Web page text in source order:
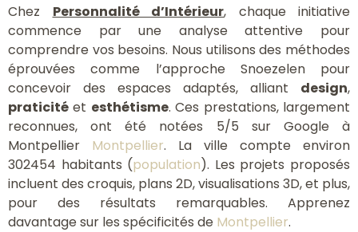
Chez Personnalité d’Intérieur, chaque initiative
commence par une analyse attentive pour
comprendre vos besoins. Nous utilisons des méthodes
éprouvées comme l’approche Snoezelen pour
concevoir des espaces adaptés, alliant design,
praticité et esthétisme. Ces prestations, largement
reconnues, ont été notées 5/5 sur Google à
Montpellier Montpellier. La ville compte environ
302454 habitants (population). Les projets proposés
incluent des croquis, plans 2D, visualisations 3D, et plus,
pour des résultats remarquables. Apprenez
davantage sur les spécificités de Montpellier.